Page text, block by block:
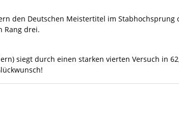
den Deutschen Meistertitel im Stabhochsprung
Rang drei.
siegt durch einen starken vierten Versuch in